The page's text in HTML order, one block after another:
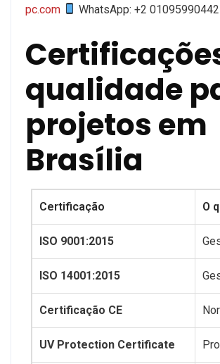
pc.com
WhatsApp: +2 01095990442
qualidade
projetos em
Brasília
Certificação O
ISO 9001:2015
ISO 14001:2015
Certificação CE
UV Protection Certificate